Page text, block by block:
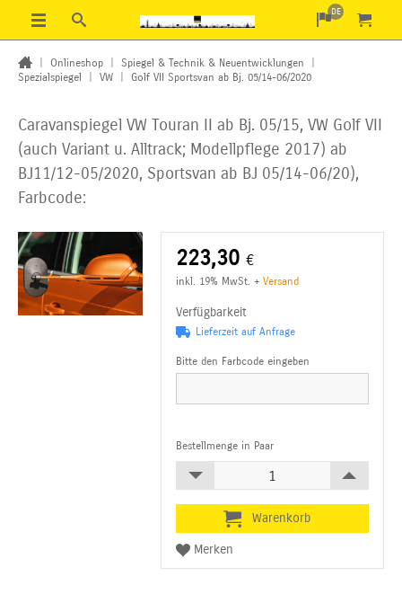
DE
Onlineshop Spiegel & Technik & Neuentwicklungen
Spezialspiegel
VW Golf VII Sportsvan ab Bj. 05/14-06/2020
Caravanspiegel VW Touran II ab Bj. 05/15, VW Golf VII
(auch Variant u. Alltrack; Modellpflege 2017) ab
BJ11/12-05/2020, Sportsvan ab BJ 05/14-06/20),
Farbcode:
223,30 €
inkl. 19% MwSt. +Versand
Verfügbarkeit
Lieferzeit auf Anfrage
Bestellmenge in Paar
Bitte den Farbcode eingeben